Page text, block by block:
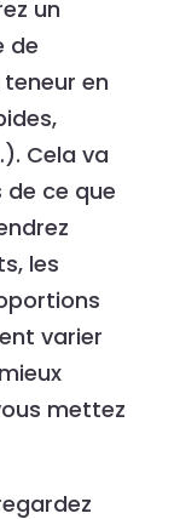
un
de
en
Cela va
ce que
les
varier
mettez